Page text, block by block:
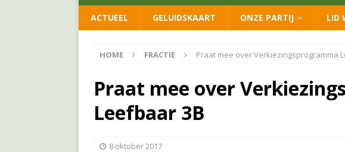
[ 20 mei 2026 ] Leefbaar 3B ondersteunt oproep van
ACTUEEL GELUIDSKAART ONZE PARTIJ LID
HOME FRACTIE Praat mee over Verkiezingsprogramma
Praat mee over
Leefbaar 3B
8 oktober 2017